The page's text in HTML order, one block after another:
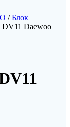
/Блок
Daewoo